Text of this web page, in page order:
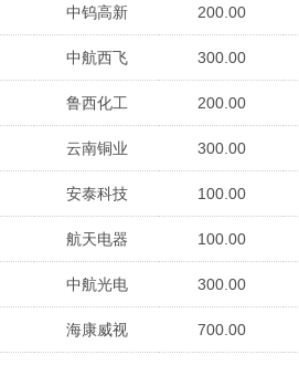
中钨高新 200.00
中航西飞 300.00
鲁西化工 200.00
云南铜业 300.00
安泰科技 100.00
航天电器 100.00
中航光电 300.00
海康威视 700.00